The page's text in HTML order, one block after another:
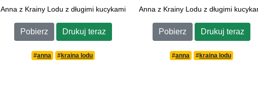
Anna z Krainy Lodu z długimi kucykami
Pobierz Drukuj teraz
#anna #kraina lodu
Anna z Krainy Lodu z długimi
Pobierz Drukuj teraz
#anna #kraina lodu